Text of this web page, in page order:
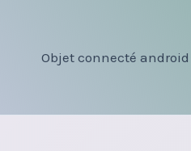
Objet connecté android